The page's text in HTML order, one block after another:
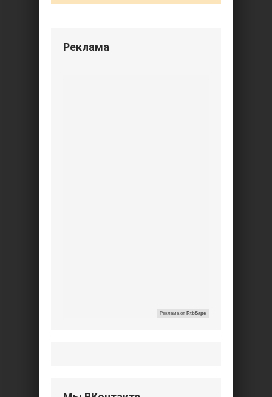
Реклама
Реклама от RtbSape